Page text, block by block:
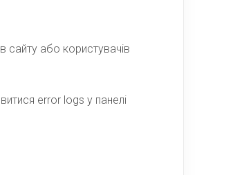
сайту або користувачів
error logs у панелі